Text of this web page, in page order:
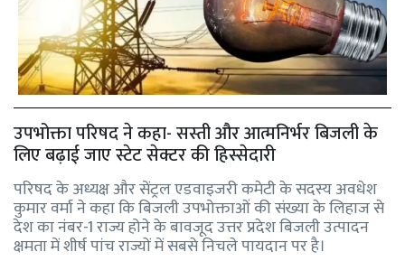
उपभोक्ता परिषद ने कहा- सस्ती और आत्मनिर्भर बिजली के
लिए बढ़ाई जाए स्टेट सेक्टर की हिस्सेदारी
परिषद के अध्यक्ष और सेंट्रल एडवाइजरी कमेटी के सदस्य अवधेश
कुमार वर्मा ने कहा कि बिजली उपभोक्ताओं की संख्या के लिहाज से
देश का नंबर-1 राज्य होने के बावजूद उत्तर प्रदेश बिजली उत्पादन
क्षमता में शीर्ष पांच राज्यों में सबसे निचले पायदान पर है।